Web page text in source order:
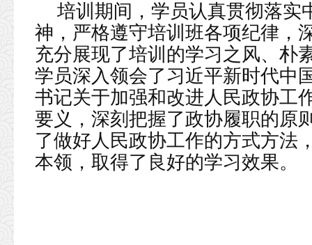
培训期间，学员认真贯彻落实
神，严格遵守培训班各项纪律，
充分展现了培训的学习之风、朴
学员深入领会了习近平新时代中
书记关于加强和改进人民政协工
要义，深刻把握了政协履职的原
了做好人民政协工作的方式方法
本领，取得了良好的学习效果。